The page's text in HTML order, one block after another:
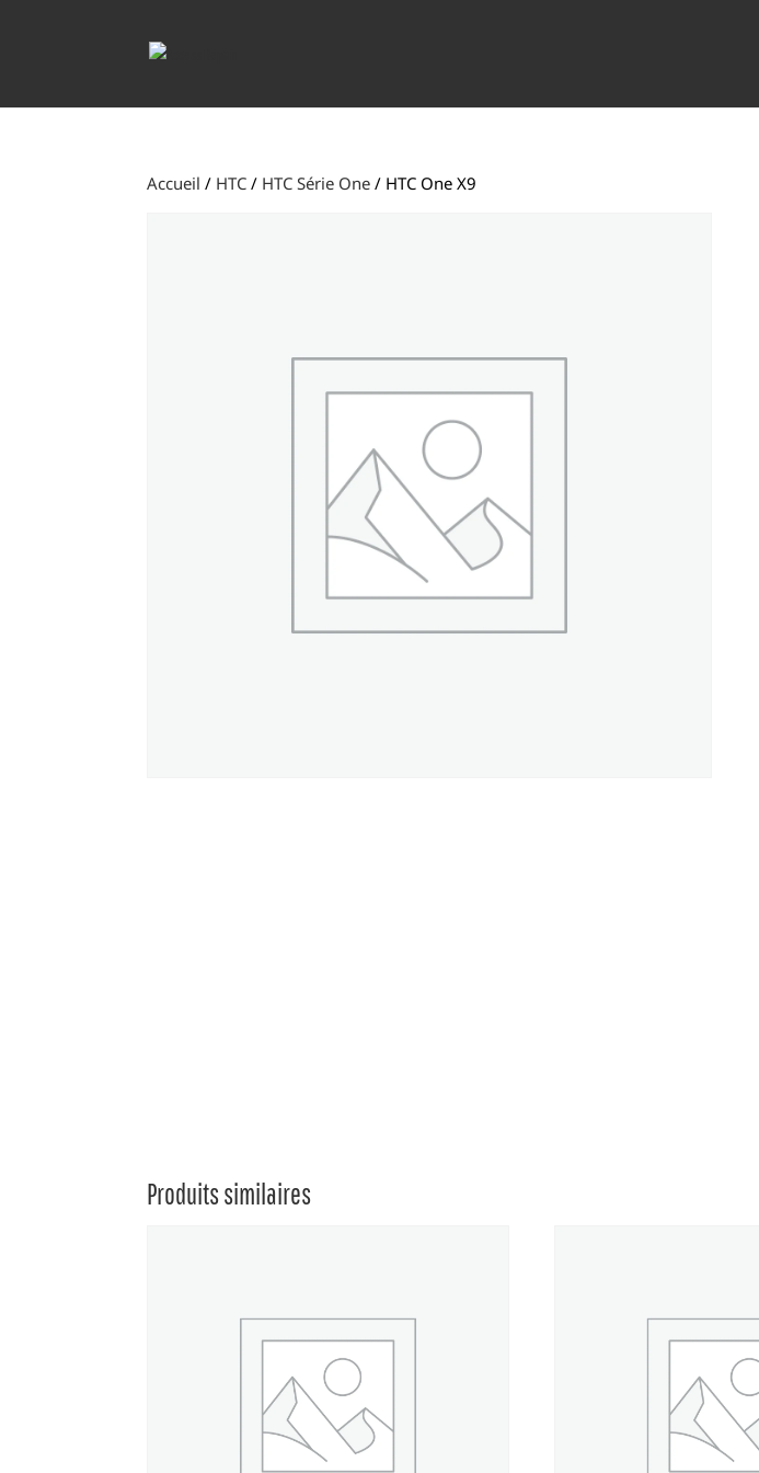
Accueil / HTC / HTC Série One / HTC One X9
Produits similaires